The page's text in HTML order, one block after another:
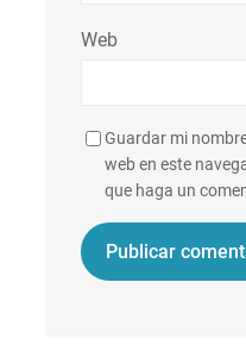
Web
Guardar mi
web en este
que haga un